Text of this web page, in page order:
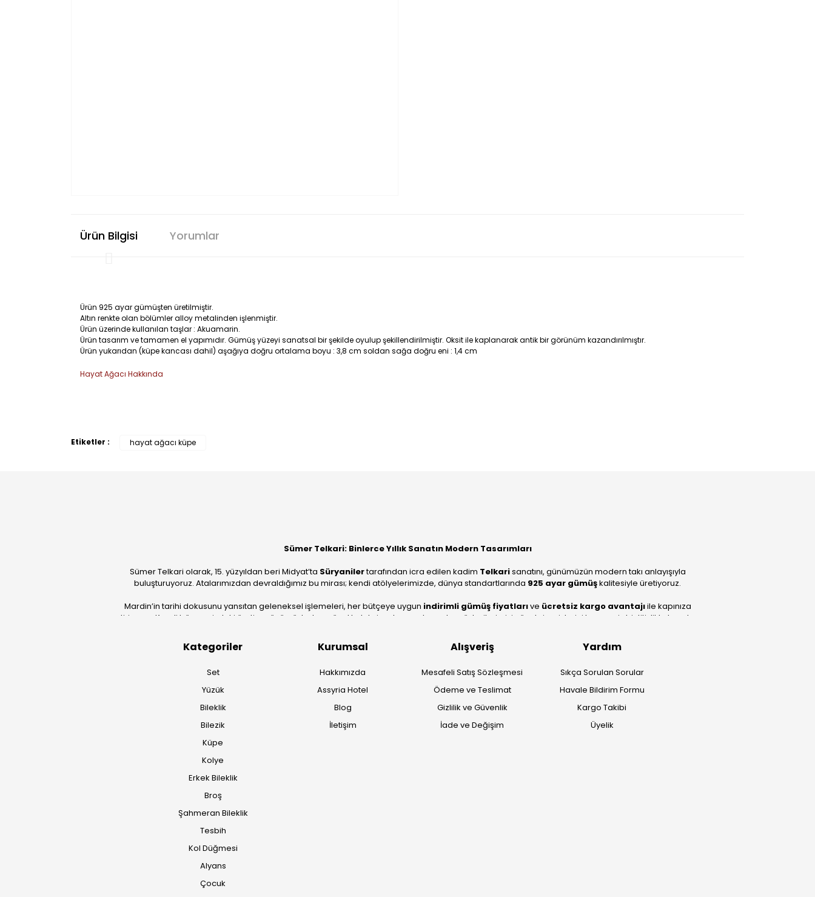
Ürün Bilgisi Yorumlar
Ürün 925 ayar gümüşten üretilmiştir.
Altın renkte olan bölümler alloy metalinden işlenmiştir.
Ürün üzerinde kullanılan taşlar : Akuamarin.
Ürün tasarım ve tamamen el yapımıdır. Gümüş yüzeyi sanatsal bir şekilde oyulup şekillendirilmiştir. Oksit ile kaplanarak antik bir görünüm kazandırılmıştır.
Ürün yukarıdan (küpe kancası dahil) aşağıya doğru ortalama boyu : 3,8 cm soldan sağa doğru eni : 1,4 cm
Hayat Ağacı Hakkında
Etiketler : hayat ağacı küpe
Sümer Telkari: Binlerce Yıllık Sanatın Modern Tasarımları
Sümer Telkari olarak, 15. yüzyıldan beri Midyat’ta Süryanilertarafından icra edilen kadim Telkarisanatını, günümüzün modern takı anlayışıyla
buluşturuyoruz. Atalarımızdan devraldığımız bu mirası; kendi atölyelerimizde, dünya standartlarında 925 ayar gümüşkalitesiyle üretiyoruz.
Mardin’in tarihi dokusunu yansıtan geleneksel işlemeleri, her bütçeye uygun indirimli gümüş fiyatlarıve ücretsiz kargo avantajıile kapınıza
getiriyoruz. Kendi bünyemizdeki üretim gücümüzle, hem özel koleksiyonlarımızı hem de müşterilerimizin özel siparişlerini benzersiz bir titizlikle hazırlıyor;
Kategoriler
Set
Yüzük
Bileklik
Bilezik
Küpe
Kolye
Erkek Bileklik
Broş
Şahmeran Bileklik
Tesbih
Kol Düğmesi
Alyans
Çocuk
Kurumsal
Hakkımızda
Assyria Hotel
Blog
İletişim
Alışveriş
Mesafeli Satış Sözleşmesi
Ödeme ve Teslimat
Gizlilik ve Güvenlik
İade ve Değişim
Yardım
Sıkça Sorulan Sorular
Havale Bildirim Formu
Kargo Takibi
Üyelik